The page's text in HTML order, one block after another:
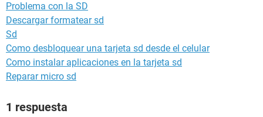
Problema con la SD
Descargar formatear sd
Sd
Como desbloquear una tarjeta sd desde el celular
Como instalar aplicaciones en la tarjeta sd
Reparar micro sd
1 respuesta